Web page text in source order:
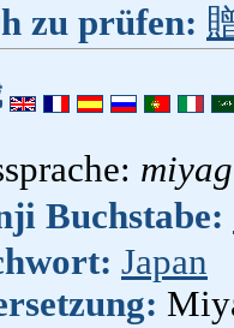
zu prüfen:
Buchstabe:
Japan